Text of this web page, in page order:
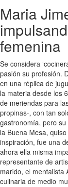
Maria
femenina
Se considera
pasión su profesión.
en una réplica de
la materia desde los
de meriendas para
propinas-, con tan
gastronomía, pero
la Buena Mesa,
inspiración, fue una
ahora ella misma
representante de
marido, el mentalista
culinaria de medio